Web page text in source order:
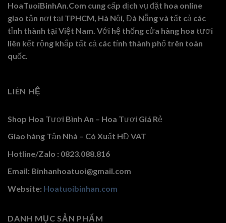
HoaTuoiBinhAn.Com cung cấp dịch vụ đặt hoa online
giao tận nơi tại TPHCM, Hà Nội, Đà Nẵng và tất cả các
tỉnh thành tại Việt Nam. Với hệ thống cửa hàng hoa tươi
liên kết rộng khắp tất cả các tỉnh thành phố trên toàn
quốc.
LIÊN HỆ
Shop Hoa Tươi Bình An – Hoa Tươi Giá Rẻ
Giao hàng Tận Nhà – Có Xuất HĐ VAT
Hotline/Zalo : 0823.088.816
Email: Binhanhoatuoi@gmail.com
Website: Hoatuoibinhan.com
DANH MỤC SẢN PHẨM